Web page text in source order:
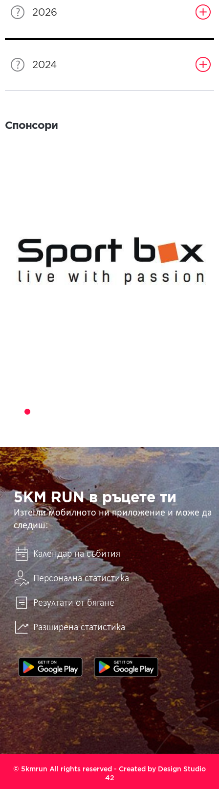
2026
2024
Спонсори
5KM
RUN
в
ръцете
ти 5KM RUN в ръцете ти
Изтегли мобилното ни приложение и може да
следиш:
Календар на събития
Персонална статистика
Резултати от бягане
Разширена статистика
© 5kmrun All rights reserved - Created by Design Studio
42